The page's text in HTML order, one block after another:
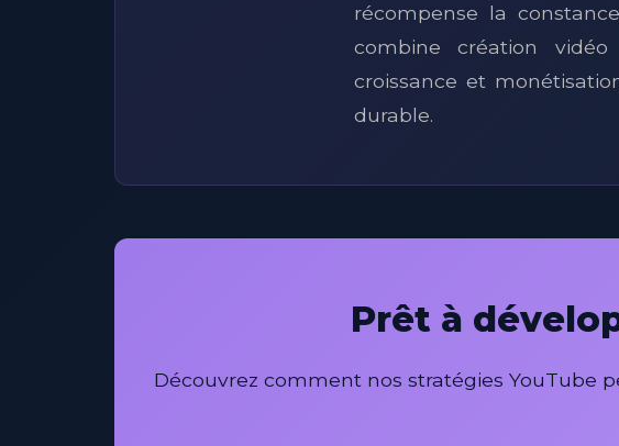
récompense la
combine création vidéo
croissance et
durable.
Prêt à
Découvrez comment nos stratégies YouTube